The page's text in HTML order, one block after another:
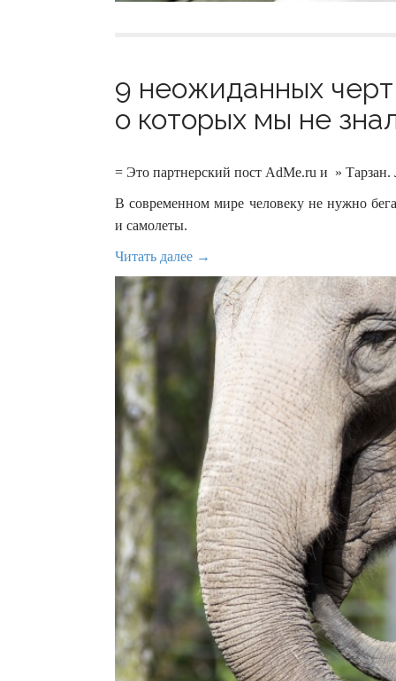
9 неожиданных
о которых мы не
= Это партнерский пост AdMe.ru и » Тарзан.
В современном мире человеку не нужно
и самолеты.
Читать далее →